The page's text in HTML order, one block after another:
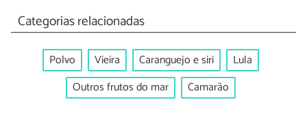
Categorias relacionadas
Polvo Vieira Caranguejo e siri
Lula
Outros frutos do mar
Camarão